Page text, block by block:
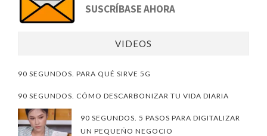
SUSCRÍBASE AHORA
VIDEOS
90 SEGUNDOS. PARA QUÉ SIRVE 5G
90 SEGUNDOS. CÓMO DESCARBONIZAR TU VIDA DIARIA
90 SEGUNDOS. 5 PASOS PARA DIGITALIZAR
UN PEQUEÑO NEGOCIO